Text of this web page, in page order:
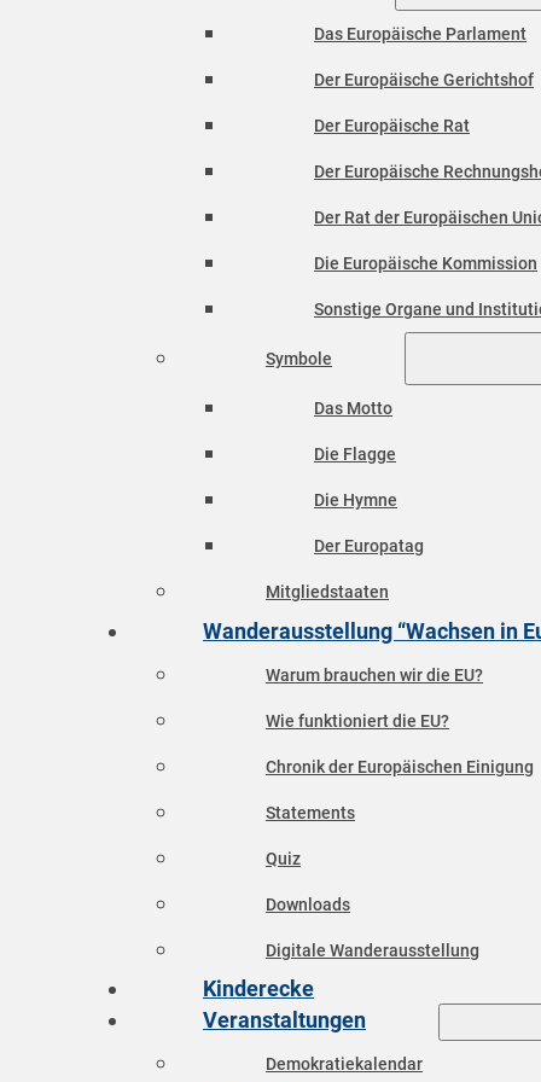
Das Europäische Parlament
Der Europäische Gerichtshof
Der Europäische Rat
Der Europäische
Der Rat der Europäischen
Die Europäische Kommission
Sonstige Organe und
Symbole
Das Motto
Die Flagge
Die Hymne
Der Europatag
Mitgliedstaaten
Wanderausstellung “Wachsen in
Warum brauchen wir die EU?
Wie funktioniert die EU?
Chronik der Europäischen Einigung
Statements
Quiz
Downloads
Digitale Wanderausstellung
Kinderecke
Veranstaltungen
Demokratiekalendar